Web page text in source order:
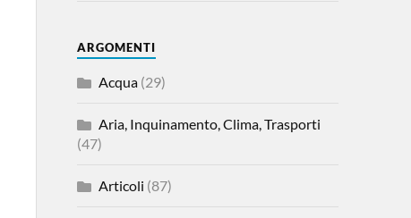
ARGOMENTI
Acqua(29)
Aria, Inquinamento, Clima, Trasporti
(47)
Articoli (87)